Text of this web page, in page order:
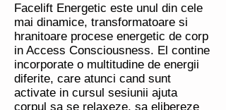
Facelift Energetic este unul din cele
mai dinamice, transformatoare si
hranitoare procese energetic de corp
in Access Consciousness. El contine
incorporate o multitudine de energii
diferite, care atunci cand sunt
activate in cursul sesiunii ajuta
corpul sa se relaxeze, sa elibereze